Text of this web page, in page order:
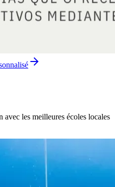
avec les meilleures écoles locales